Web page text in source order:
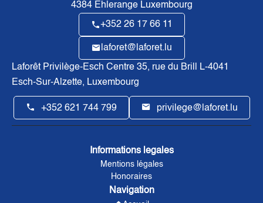
4384Ehlerange Luxembourg
+352 26 17 66 11
laforet@laforet.lu
Laforêt Privilège-Esch Centre 35, rue du Brill L-4041
Esch-Sur-Alzette, Luxembourg
+352 621 744 799 privilege@laforet.lu
Informations legales
Mentions légales
Honoraires
Navigation